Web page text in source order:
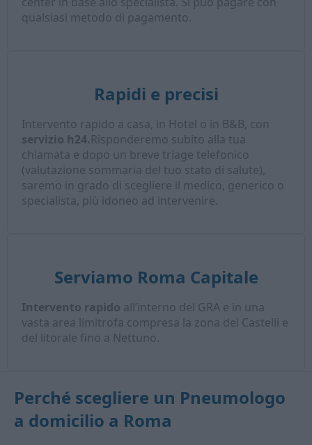
qualsiasi metodo di pagamento.
Rapidi e precisi
Intervento rapido a casa, in Hotel o in B&B, con
servizio h24.Risponderemo subito alla tua
chiamata e dopo un breve triage telefonico
(valutazione sommaria del tuo stato di salute),
saremo in grado di scegliere il medico, generico o
specialista, più idoneo ad intervenire.
Serviamo Roma Capitale
Intervento rapido all’interno del GRA e in una
vasta area limitrofa compresa la zona dei Castelli e
del litorale fino a Nettuno.
Perché scegliere un Pneumologo
a domicilio a Roma